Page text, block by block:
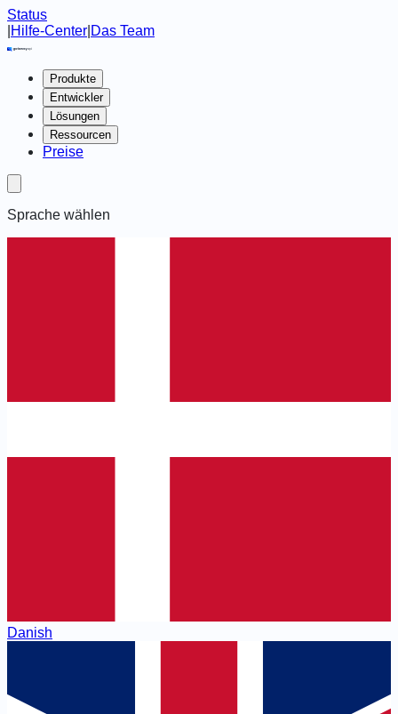
Status
Hilfe-Center Das Team
Produkte
Entwickler
Lösungen
Ressourcen
Preise
Sprache wählen
Danish